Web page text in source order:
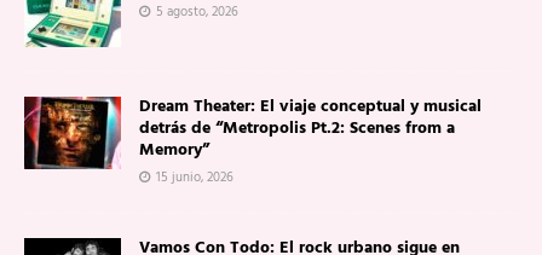
5 agosto, 2026
Dream Theater: El viaje conceptual y musical
detrás de “Metropolis Pt.2: Scenes from a
Memory”
15 junio, 2026
Vamos Con Todo: El rock urbano sigue en